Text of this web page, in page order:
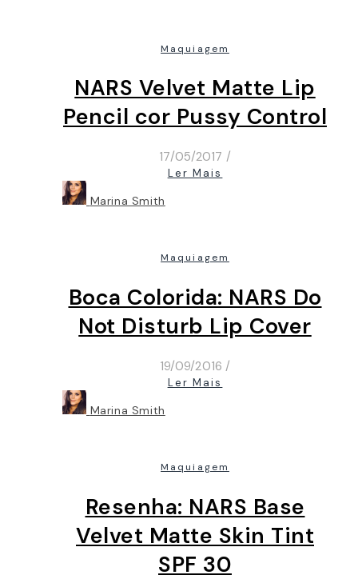
Maquiagem
NARS Velvet Matte Lip
Pencil cor Pussy Control
17/05/2017 /
Ler Mais
Marina Smith
Maquiagem
Boca Colorida: NARS Do
Not Disturb Lip Cover
19/09/2016 /
Ler Mais
Marina Smith
Maquiagem
Resenha: NARS Base
Velvet Matte Skin Tint
SPF 30